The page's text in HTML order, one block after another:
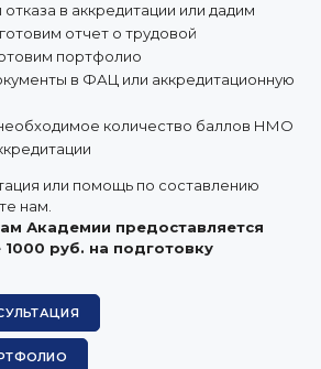
в аккредитации или дадим
отчет о трудовой
портфолио
в ФАЦ или аккредитационную
количество баллов НМО
или помощь по составлению
нам.
Академии предоставляется
руб. на подготовку